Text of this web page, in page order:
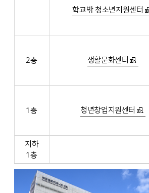
학교밖 청소년지원센터
2층 생활문화센터
1층 청년창업지원센터
지하
1층